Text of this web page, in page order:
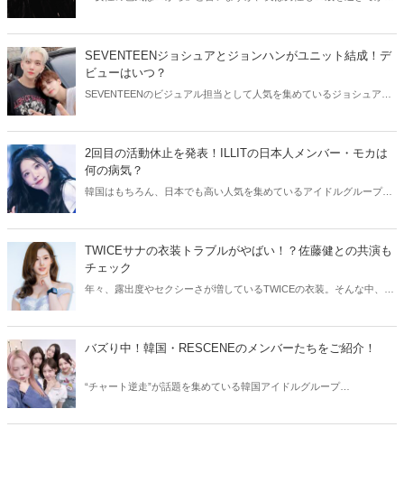
SEVENTEENジョシュアとジョンハンがユニット結成！デ
ビューはいつ？
SEVENTEENのビジュアル担当として人気を集めているジョシュアと
2回目の活動休止を発表！ILLITの日本人メンバー・モカは
何の病気？
韓国はもちろん、日本でも高い人気を集めているアイドルグループ・
TWICEサナの衣装トラブルがやばい！？佐藤健との共演も
チェック
年々、露出度やセクシーさが増しているTWICEの衣装。そんな中、
バズり中！韓国・RESCENEのメンバーたちをご紹介！
“チャート逆走”が話題を集めている韓国アイドルグループ